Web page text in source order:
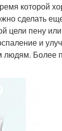
которой
сделать
цели пену
и
Более